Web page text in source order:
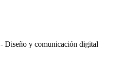
- Diseño y comunicación digital